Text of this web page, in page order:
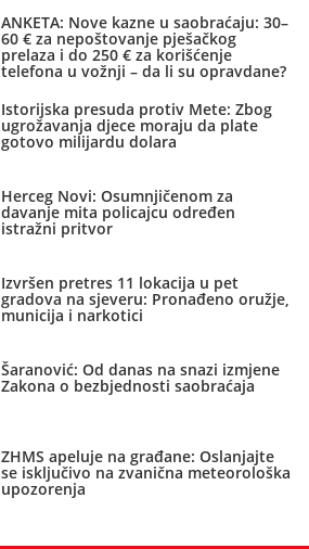
ANKETA: Nove kazne u saobraćaju: 30–
60 € za nepoštovanje pješačkog
prelaza i do 250 € za korišćenje
telefona u vožnji – da li su opravdane?
Istorijska presuda protiv Mete: Zbog
ugrožavanja djece moraju da plate
gotovo milijardu dolara
Herceg Novi: Osumnjičenom za
davanje mita policajcu određen
istražni pritvor
Izvršen pretres 11 lokacija u pet
gradova na sjeveru: Pronađeno oružje,
municija i narkotici
Šaranović: Od danas na snazi izmjene
Zakona o bezbjednosti saobraćaja
ZHMS apeluje na građane: Oslanjajte
se isključivo na zvanična meteorološka
upozorenja